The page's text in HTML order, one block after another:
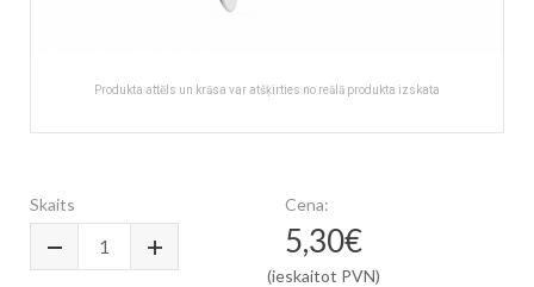
Skaits Cena:
5,30€
(ieskaitot PVN)
Produkta attēls un krāsa var atšķirties no reālā produkta izskata
beginning